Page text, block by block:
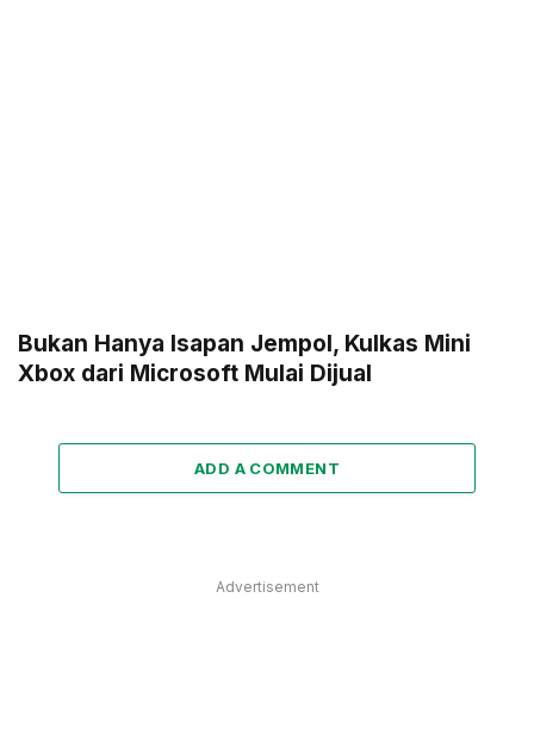
Bukan Hanya Isapan Jempol, Kulkas Mini
Xbox dari Microsoft Mulai Dijual
ADD A COMMENT
Advertisement